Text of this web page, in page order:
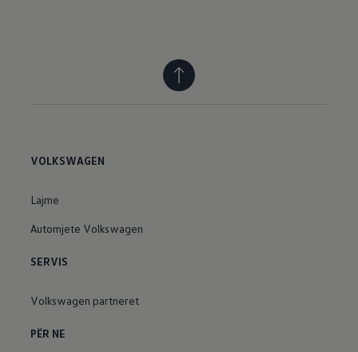
VOLKSWAGEN
Lajme
Automjete Volkswagen
SERVIS
Volkswagen partneret
PËR NE